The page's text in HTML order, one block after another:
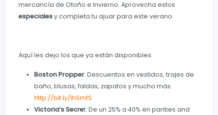
mercancía de Otoño e Invierno. Aprovecha estos
especialesy completa tu ajuar para este verano.
Aquí les dejo los que ya están disponibles:
Boston Propper: Descuentos en vestidos, trajes de
baño, blusas, faldas, zapatos y mucho más.
http://bit.ly/lhSmfS
Victoria’s Secret: De un 25% a 40% en panties and